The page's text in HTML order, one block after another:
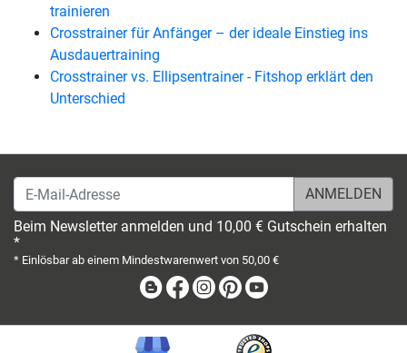
trainieren
Crosstrainer für Anfänger – der ideale Einstieg ins
Ausdauertraining
Crosstrainer vs. Ellipsentrainer - Fitshop erklärt den
Unterschied
E-Mail-Adresse
Beim Newsletter anmelden und 10,00 € Gutschein erhalten
*
* Einlösbar ab einem Mindestwarenwert von 50,00 €
BlogFacebook
Instagram
Pinterest